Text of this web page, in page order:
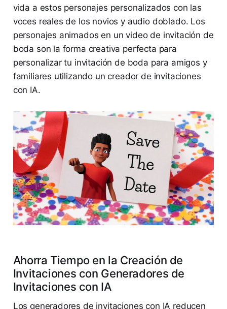
vida a estos personajes personalizados con las
voces reales de los novios y audio doblado. Los
personajes animados en un video de invitación de
boda son la forma creativa perfecta para
personalizar tu invitación de boda para amigos y
familiares utilizando un creador de invitaciones
con IA.
Ahorra Tiempo en la Creación de
Invitaciones con Generadores de
Invitaciones con IA
Los generadores de invitaciones con IA reducen